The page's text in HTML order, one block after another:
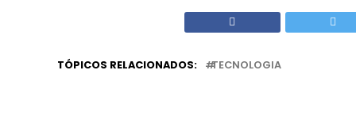
TÓPICOS RELACIONADOS: TECNOLOGIA